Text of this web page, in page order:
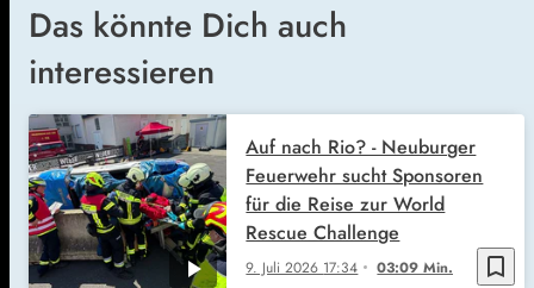
Das könnte Dich auch
interessieren
bookmark_border
9. Juli 2026 17:34 03:09 Min.
Auf nach Rio? - Neuburger
Feuerwehr sucht Sponsoren
für die Reise zur World
Rescue Challenge